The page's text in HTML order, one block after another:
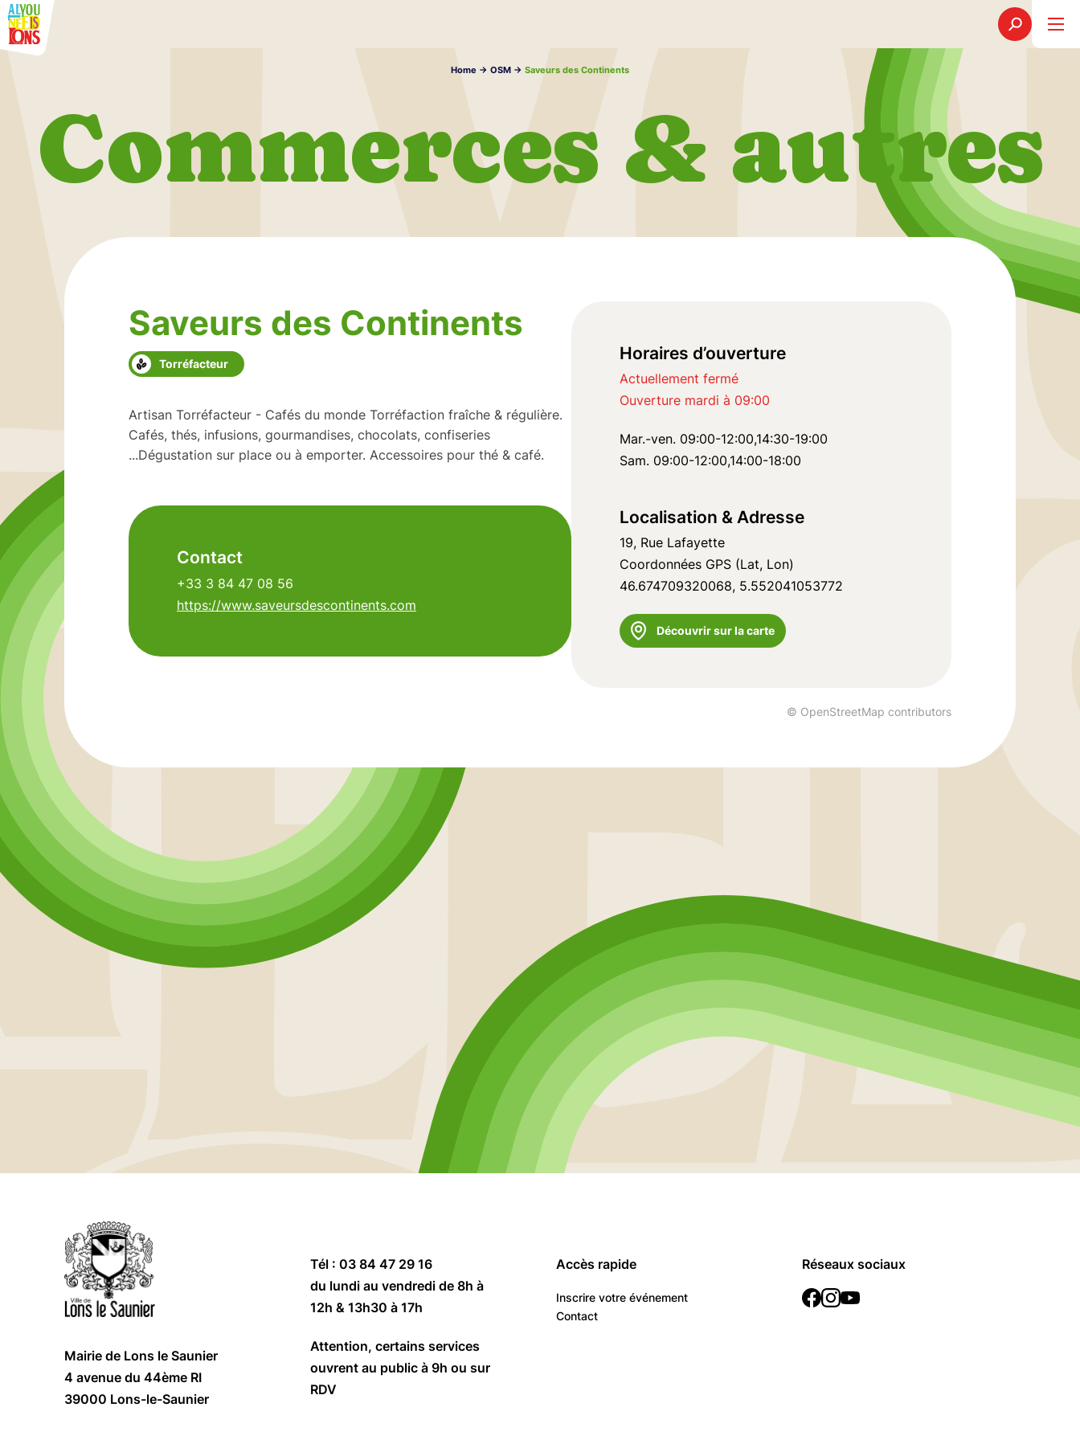
Home -> OSM -> Saveurs des Continents
Commerces & autres
Saveurs des Continents
Torréfacteur
Artisan Torréfacteur - Cafés du monde Torréfaction fraîche & régulière.
Cafés, thés, infusions, gourmandises, chocolats, confiseries
...Dégustation sur place ou à emporter. Accessoires pour thé & café.
Contact
+33 3 84 47 08 56
https://www.saveursdescontinents.com
Horaires d’ouverture
Actuellement fermé
Ouverture mardi à 09:00
Mar.-ven. 09:00-12:00,14:30-19:00
Sam. 09:00-12:00,14:00-18:00
Localisation & Adresse
19, Rue Lafayette
Coordonnées GPS (Lat, Lon)
46.674709320068, 5.552041053772
Découvrir sur la carte
© OpenStreetMap contributors
Mairie de Lons le Saunier
4 avenue du 44ème RI
39000 Lons-le-Saunier
Tél : 03 84 47 29 16
du lundi au vendredi de 8h à
12h & 13h30 à 17h
Attention, certains services
ouvrent au public à 9h ou sur
RDV
Accès rapide
Inscrire votre événement
Contact
Réseaux sociaux